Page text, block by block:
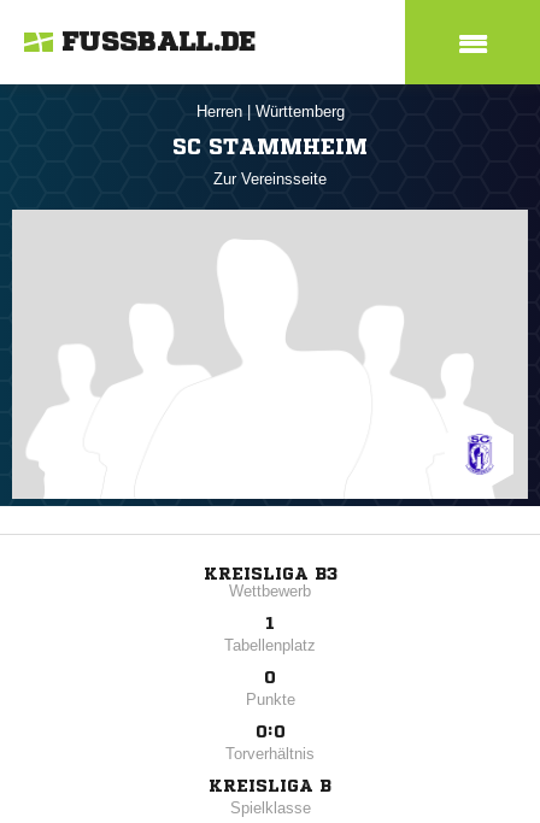
FUSSBALL.DE
Herren Württemberg
SC STAMMHEIM
Zur Vereinsseite
KREISLIGA B3
Wettbewerb
1
Tabellenplatz
0
Punkte
0:0
Torverhältnis
KREISLIGA B
Spielklasse